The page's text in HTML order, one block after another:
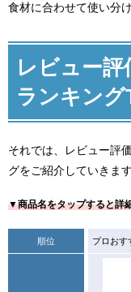
食材に合わせて使い分
レビュー
ランキング
それでは、レビュー評
グをご紹介していきます
▼商品名をタップすると詳
順位 プロおす